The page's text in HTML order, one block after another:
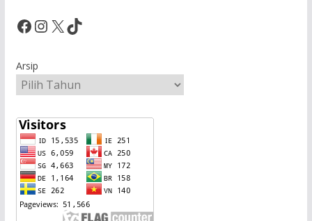
Facebook InstagramX TikTok
Arsip